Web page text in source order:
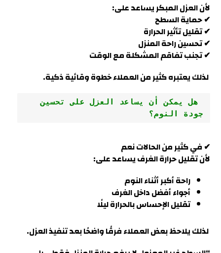
لأن العزل المبكر يساعد على:
✔ حماية السطح
✔ تقليل تأثير الحرارة
✔ تحسين راحة المنزل
✔ تجنب تفاقم المشكلة مع الوقت
لذلك يعتبره كثير من العملاء خطوة وقائية ذكية.
هل يمكن أن يساعد العزل على تحسين
جودة النوم؟
✔ في كثير من الحالات نعم
لأن تقليل حرارة الغرف يساعد على:
راحة أكبر أثناء النوم
أجواء أفضل داخل الغرف
تقليل الإحساس بالحرارة ليلًا
لذلك يلاحظ بعض العملاء فرقًا واضحًا بعد تنفيذ العزل.